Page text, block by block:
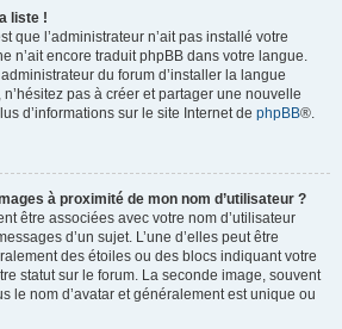
liste !
que l’administrateur n’ait pas installé votre
n’ait encore traduit phpBB dans votre langue.
du forum d’installer la langue
pas à créer et partager une nouvelle
d’informations sur le site Internet de phpBB®.
à proximité de mon nom d’utilisateur ?
être associées avec votre nom d’utilisateur
d’un sujet. L’une d’elles peut être
des étoiles ou des blocs indiquant votre
statut sur le forum. La seconde image, souvent
le nom d’avatar et généralement est unique ou